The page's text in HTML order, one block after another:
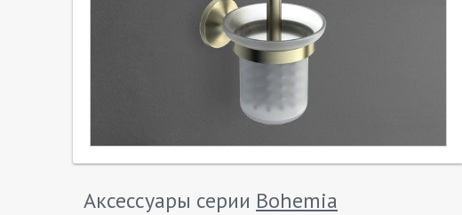
Аксессуары серии Bohemia